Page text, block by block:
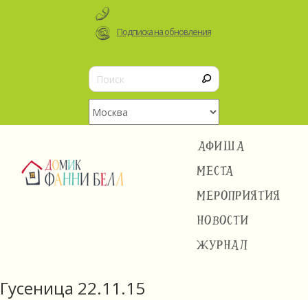
Подписка на обновления
АФИША
МЕСТА
МЕРОПРИЯТИЯ
НОВОСТИ
ЖУРНАЛ
Гусеница 22.11.15